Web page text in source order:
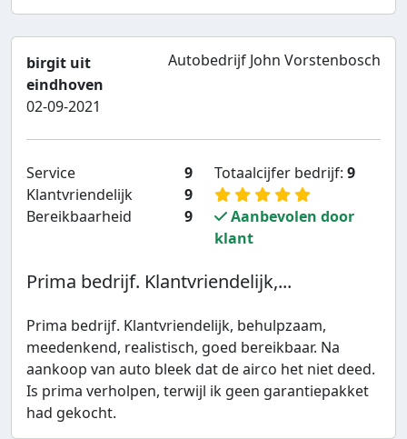
birgit uit
eindhoven
02-09-2021
Autobedrijf John Vorstenbosch
Service
9
Klantvriendelijk
9
Bereikbaarheid
9
Totaalcijfer bedrijf: 9
Aanbevolen door
klant
Prima bedrijf. Klantvriendelijk,...
Prima bedrijf. Klantvriendelijk, behulpzaam,
meedenkend, realistisch, goed bereikbaar. Na
aankoop van auto bleek dat de airco het niet deed.
Is prima verholpen, terwijl ik geen garantiepakket
had gekocht.